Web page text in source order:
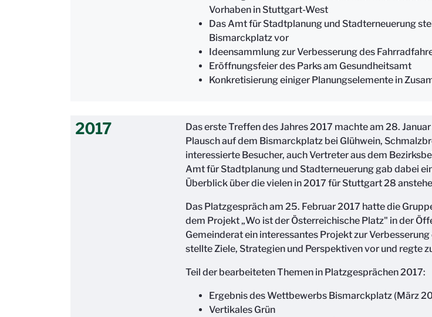
Vorhaben in Stuttgart-West
Das Amt für Stadtplanung und Stadterneuerung
Bismarckplatz vor
Ideensammlung zur Verbesserung des
Eröffnungsfeier des Parks am Gesundheitsamt
Konkretisierung einiger Planungselemente in
2017
Das erste Treffen des Jahres 2017 machte am 28.
Plausch auf dem Bismarckplatz bei Glühwein,
interessierte Besucher, auch Vertreter aus dem
Amt für Stadtplanung und Stadterneuerung gab dabei
Überblick über die vielen in 2017 für Stuttgart 28
Das Platzgespräch am 25. Februar 2017 hatte die
dem Projekt „Wo ist der Österreichische Platz" in der
Gemeinderat ein interessantes Projekt zur
stellte Ziele, Strategien und Perspektiven vor und regte
Teil der bearbeiteten Themen in Platzgesprächen 2017:
Ergebnis des Wettbewerbs Bismarckplatz (März
Vertikales Grün